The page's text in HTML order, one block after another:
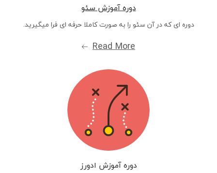
دوره آموزش سئو
دوره ای که در آن سئو را به صورت کاملا حرفه ای فرا میگیرید.
Read More
دوره آموزش ادورز